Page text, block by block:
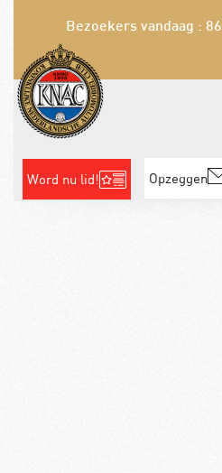
Bezoekers vandaag : 86
Word nu lid! Opzeggen